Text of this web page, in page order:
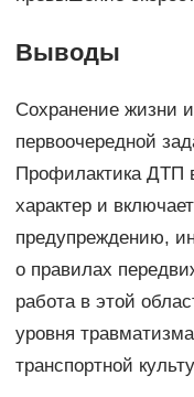
Выводы
Сохранение жизни
первоочередной
Профилактика ДТП
характер и
предупреждению,
о правилах
работа в этой
уровня
транспортной